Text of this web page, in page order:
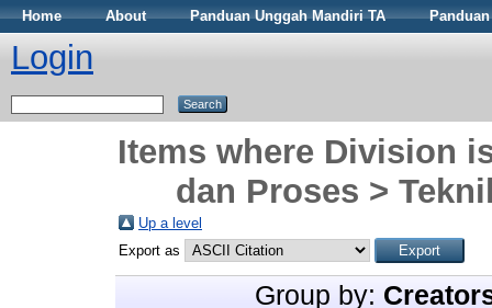
Home About Panduan Unggah Mandiri TA
Login
Items where Division
dan Proses >
Up a level
Export as
Group by: